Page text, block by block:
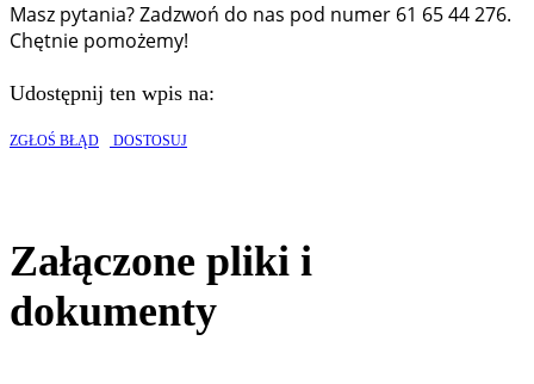
Masz pytania? Zadzwoń do nas pod numer 61 65 44 276.
Chętnie pomożemy!
Udostępnij ten wpis na:
ZGŁOŚ BŁĄD DOSTOSUJ
Załączone pliki i
dokumenty